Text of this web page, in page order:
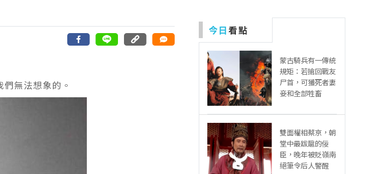
們無法想象的。
今日看點
蒙古騎兵有一傳統
規矩：若搶回戰友
尸首，可獲死者妻
妾和全部牲畜
雙面權相蔡京，朝
堂中最跋扈的佞
臣，晚年被貶嶺南
絕筆令后人警醒